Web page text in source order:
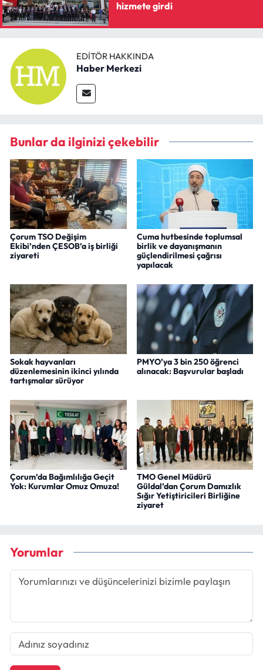
hizmete girdi
EDITÖR HAKKINDA
Haber Merkezi
Bunlar da ilginizi çekebilir
Çorum TSO Değişim
Ekibi’nden ÇESOB’a iş birliği
ziyareti
Cuma hutbesinde toplumsal
birlik ve dayanışmanın
güçlendirilmesi çağrısı
yapılacak
Sokak hayvanları
düzenlemesinin ikinci yılında
tartışmalar sürüyor
PMYO’ya 3 bin 250 öğrenci
alınacak: Başvurular başladı
Çorum’da Bağımlılığa Geçit
Yok: Kurumlar Omuz Omuza!
TMO Genel Müdürü
Güldal’dan Çorum Damızlık
Sığır Yetiştiricileri Birliğine
ziyaret
Yorumlar